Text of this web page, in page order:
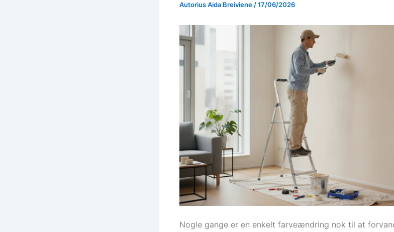
AutoriusAida Breiviene /17/06/2026
Nogle gange er en enkelt farveændring nok til at